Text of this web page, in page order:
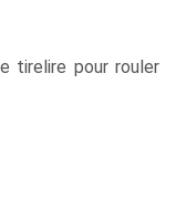
tirelire pour rouler